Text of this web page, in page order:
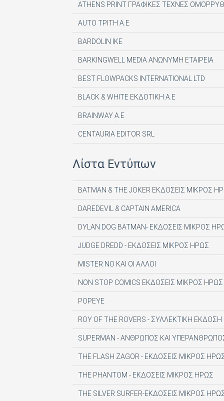
ATHENS PRINT ΓΡΑΦΙΚΕΣ ΤΕΧΝΕΣ
AUTO ΤΡΙΤΗ Α.Ε
BARDOLIN ΙΚΕ
BARKINGWELL MEDIA ΑΝΩΝΥΜΗ ΕΤΑΙΡΕΙΑ
BEST FLOWPACKS INTERNATIONAL LTD
BLACK & WHITE ΕΚΔΟΤΙΚΗ Α.Ε
BRAINWAY A.E
CENTAURIA EDITOR SRL
DIGITAL CONTENT S.A.
DIGITAL MEDIA EPTA LTD ΥΠΟΚΑΤΑΣΤΗΜΑ
DOCUMENTO MEDIA ΜΟΝΟΠΡΟΣΩΠΗ ΙΚΕ
EK ARCHITECTURAL PUBLICATIONS LTD
EMSE EDAPP
ETHOS MEDIA Α.Ε
EXPANSION CONSULTING SOLUTIONS ΕΠΕ
FINANCIAL MARTKETS VOICE AEE
FORWARD MEDIA ΙΚΕ
FULL MEDIA Ε Ε
FUTURE ASSET ΜΟΝ. ΙΚΕ
GREEN BOX ΕΚΔΟΤΙΚΗ Α.Ε
Λίστα Εντύπων
BATMAN & THE JOKER ΕΚΔΟΣΕΙΣ ΜΙΚΡΟΣ
DAREDEVIL & CAPTAIN AMERICA
DYLAN DOG BATMAN- ΕΚΔΟΣΕΙΣ ΜΙΚΡΟΣ
JUDGE DREDD - ΕΚΔΟΣΕΙΣ ΜΙΚΡΟΣ ΗΡΩΣ
MISTER NO ΚΑΙ ΟΙ ΑΛΛΟΙ
NON STOP COMICS ΕΚΔΟΣΕΙΣ ΜΙΚΡΟΣ
POPEYE
ROY OF THE ROVERS - ΣΥΛΛΕΚΤΙΚΗ ΕΚΔΟΣΗ
SUPERMAN - ΑΝΘΡΩΠΟΣ ΚΑΙ
THE FLASH ZAGOR - ΕΚΔΟΣΕΙΣ ΜΙΚΡΟΣ
THE PHANTOM - ΕΚΔΟΣΕΙΣ ΜΙΚΡΟΣ ΗΡΩΣ
THE SILVER SURFER-ΕΚΔΟΣΕΙΣ ΜΙΚΡΟΣ